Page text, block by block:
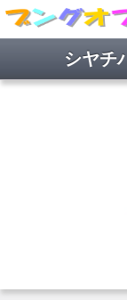
シヤチ
処理時間: 0.019秒